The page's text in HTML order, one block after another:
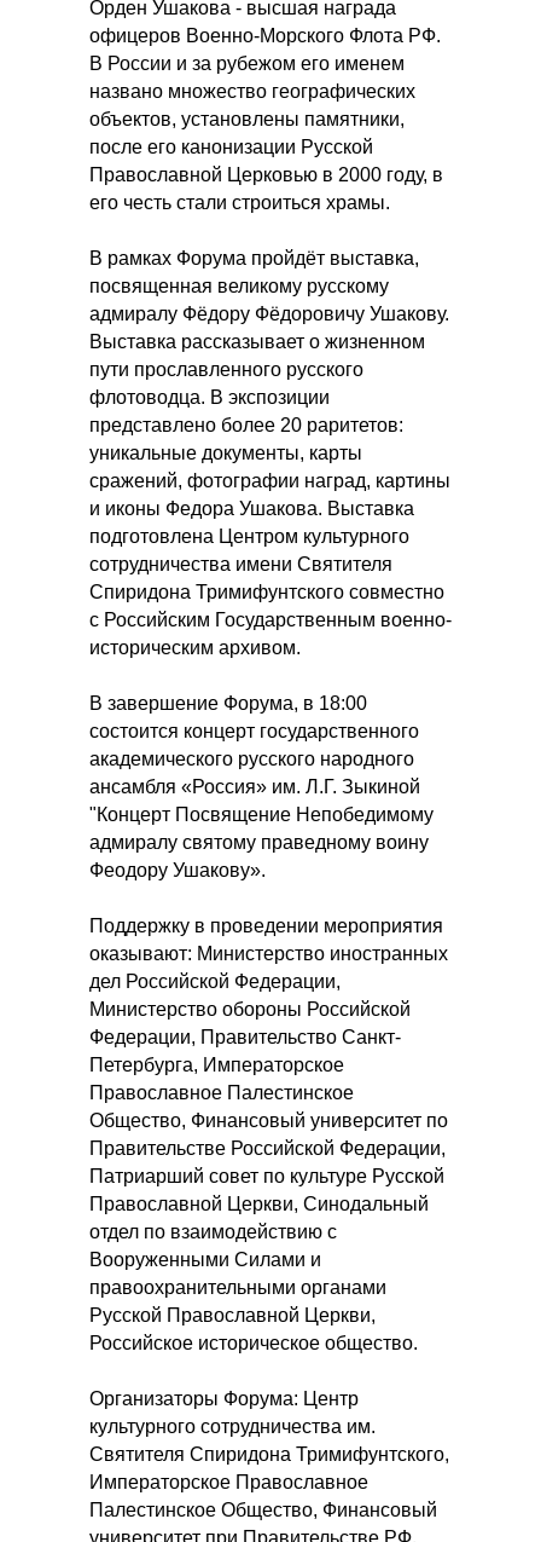
Орден Ушакова - высшая награда
офицеров Военно-Морского Флота РФ.
В России и за рубежом его именем
названо множество географических
объектов, установлены памятники,
после его канонизации Русской
Православной Церковью в 2000 году, в
его честь стали строиться храмы.
В рамках Форума пройдёт выставка,
посвященная великому русскому
адмиралу Фёдору Фёдоровичу Ушакову.
Выставка рассказывает о жизненном
пути прославленного русского
флотоводца. В экспозиции
представлено более 20 раритетов:
уникальные документы, карты
сражений, фотографии наград, картины
и иконы Федора Ушакова. Выставка
подготовлена Центром культурного
сотрудничества имени Святителя
Спиридона Тримифунтского совместно
с Российским Государственным военно-
историческим архивом.
В завершение Форума, в 18:00
состоится концерт государственного
академического русского народного
ансамбля «Россия» им. Л.Г. Зыкиной
"Концерт Посвящение Непобедимому
адмиралу святому праведному воину
Феодору Ушакову».
Поддержку в проведении мероприятия
оказывают: Министерство иностранных
дел Российской Федерации,
Министерство обороны Российской
Федерации, Правительство Санкт-
Петербурга, Императорское
Православное Палестинское
Общество, Финансовый университет по
Правительстве Российской Федерации,
Патриарший совет по культуре Русской
Православной Церкви, Синодальный
отдел по взаимодействию с
Вооруженными Силами и
правоохранительными органами
Русской Православной Церкви,
Российское историческое общество.
Организаторы Форума: Центр
культурного сотрудничества им.
Святителя Спиридона Тримифунтского,
Императорское Православное
Палестинское Общество, Финансовый
университет при Правительстве РФ.